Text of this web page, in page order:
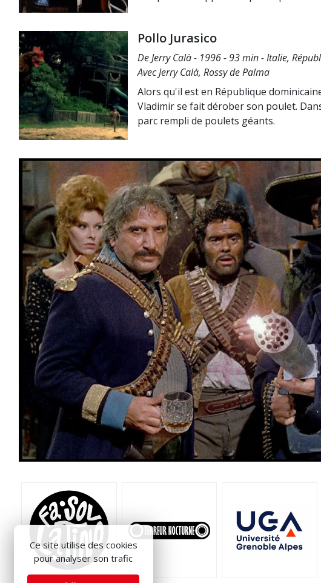
Pollo Jurasico
De Jerry Calà - 1996 - 93 min - Italie,
Avec Jerry Calà, Rossy de Palma
Alors qu'il est en République
Vladimir se fait dérober son poulet.
parc rempli de poulets géants.
Ce site utilise des cookies
pour analyser son trafic